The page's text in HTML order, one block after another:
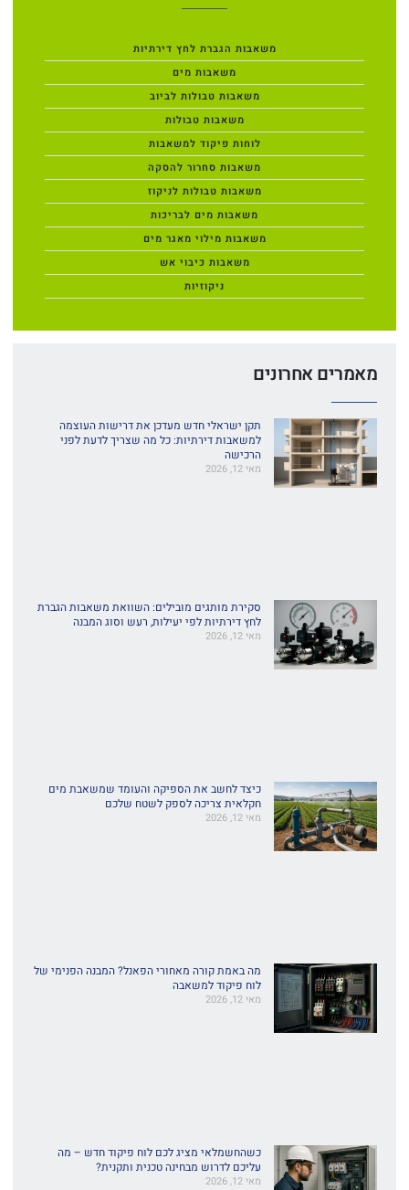
משאבות הגברת לחץ דירתיות
משאבות מים
משאבות טבולות לביוב
משאבות טבולות
לוחות פיקוד למשאבות
משאבות סחרור להסקה
משאבות טבולות לניקוז
משאבות מים לבריכות
משאבות מילוי מאגר מים
משאבות כיבוי אש
ניקוזיות
מאמרים אחרונים
תקן ישראלי חדש מעדכן את דרישות העוצמה
למשאבות דירתיות: כל מה שצריך לדעת לפני
הרכישה
מאי 12, 2026
סקירת מותגים מובילים: השוואת משאבות הגברת
לחץ דירתיות לפי יעילות, רעש וסוג המבנה
מאי 12, 2026
כיצד לחשב את הספיקה והעומד שמשאבת מים
חקלאית צריכה לספק לשטח שלכם
מאי 12, 2026
מה באמת קורה מאחורי הפאנל? המבנה הפנימי של
לוח פיקוד למשאבה
מאי 12, 2026
כשהחשמלאי מציג לכם לוח פיקוד חדש – מה
עליכם לדרוש מבחינה טכנית ותקנית?
מאי 12, 2026